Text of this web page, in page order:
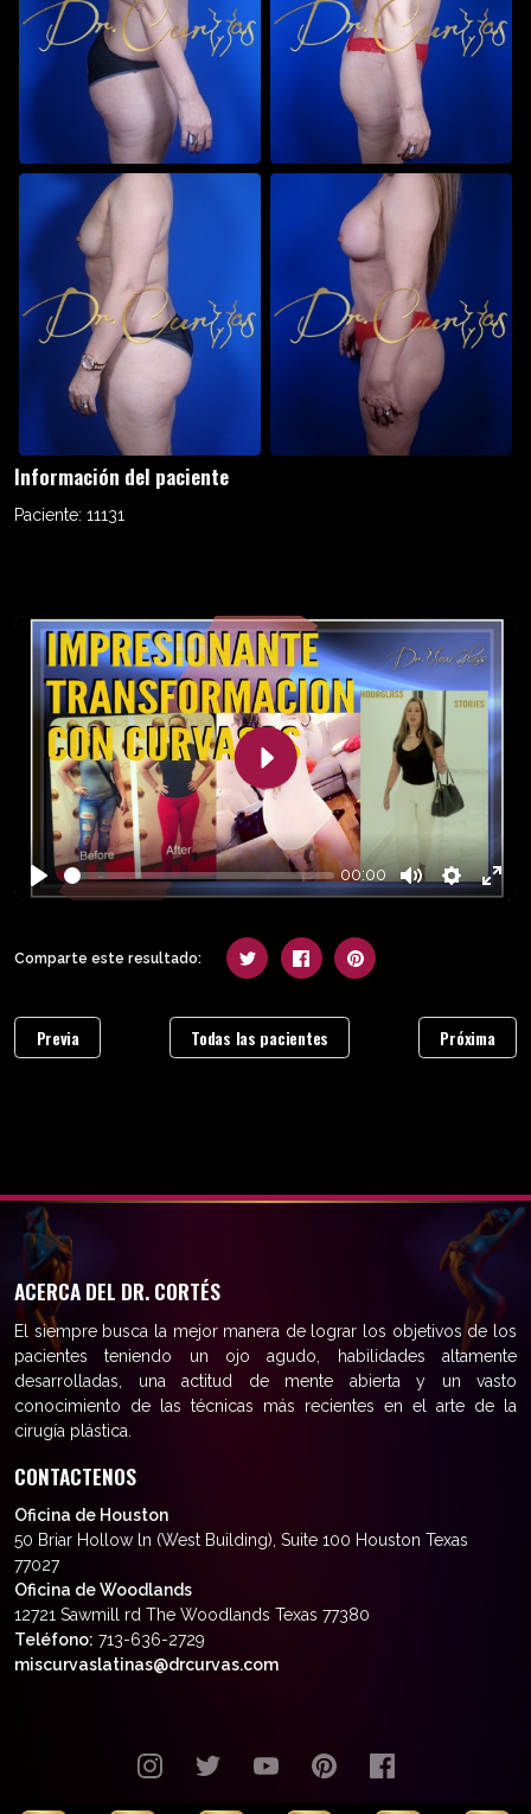
Información del paciente
Paciente: 11131
Play
00:00
MuteSettingsEnter
Play
Comparte este resultado:
Previa Todas las pacientes Próxima
ACERCA DEL DR. CORTÉS
El siempre busca la mejor manera de lograr los objetivos de los
pacientes teniendo un ojo agudo, habilidades altamente
desarrolladas, una actitud de mente abierta y un vasto
conocimiento de las técnicas más recientes en el arte de la
cirugía plástica.
CONTACTENOS
Oficina de Houston
50 Briar Hollow ln (West Building), Suite 100 Houston Texas
77027
Oficina de Woodlands
12721 Sawmill rd The Woodlands Texas 77380
Teléfono: 713-636-2729
miscurvaslatinas@drcurvas.com
© Wilberto Cortés M.D. Todos los